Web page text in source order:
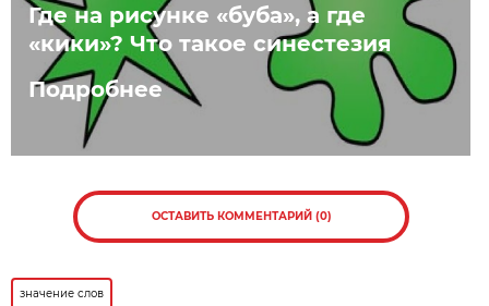
Где на рисунке «буба», а где
«кики»? Что такое синестезия
Подробнее
ОСТАВИТЬ КОММЕНТАРИЙ (0)
значение слов